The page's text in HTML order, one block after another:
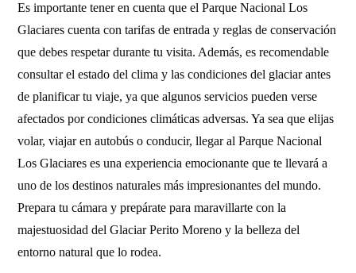
Es importante tener en cuenta que el Parque Nacional Los
Glaciares cuenta con tarifas de entrada y reglas de conservación
que debes respetar durante tu visita. Además, es recomendable
consultar el estado del clima y las condiciones del glaciar antes
de planificar tu viaje, ya que algunos servicios pueden verse
afectados por condiciones climáticas adversas. Ya sea que elijas
volar, viajar en autobús o conducir, llegar al Parque Nacional
Los Glaciares es una experiencia emocionante que te llevará a
uno de los destinos naturales más impresionantes del mundo.
Prepara tu cámara y prepárate para maravillarte con la
majestuosidad del Glaciar Perito Moreno y la belleza del
entorno natural que lo rodea.